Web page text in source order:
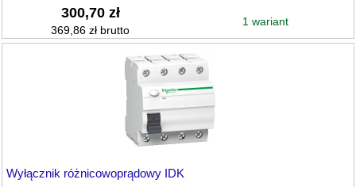
300,70 zł
369,86 zł brutto
1 wariant
Wyłącznik różnicowoprądowy IDK